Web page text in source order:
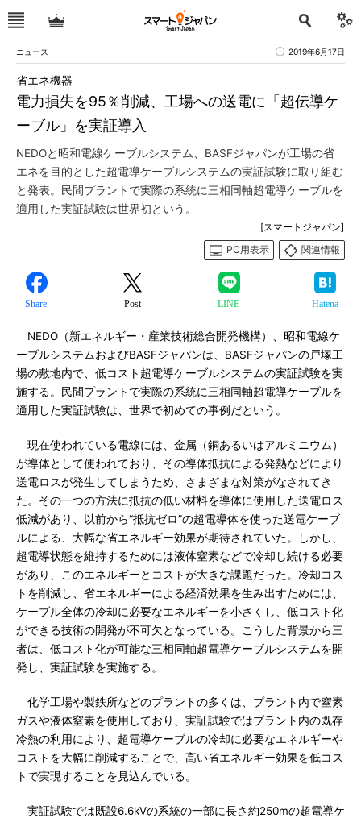
ニュース 2019年6月17日
電力損失を95％削減、工場への送電に「超伝導ケ
ーブル」を実証導入
省エネ機器
NEDOと昭和電線ケーブルシステム、BASFジャパンが工場の省
エネを目的とした超電導ケーブルシステムの実証試験に取り組む
と発表。民間プラントで実際の系統に三相同軸超電導ケーブルを
適用した実証試験は世界初という。
[スマートジャパン]
PC用表示
関連情報
Share Post LINE Hatena
NEDO（新エネルギー・産業技術総合開発機構）、昭和電線ケ
ーブルシステムおよびBASFジャパンは、BASFジャパンの戸塚工
場の敷地内で、低コスト超電導ケーブルシステムの実証試験を実
施する。民間プラントで実際の系統に三相同軸超電導ケーブルを
適用した実証試験は、世界で初めての事例だという。
現在使われている電線には、金属（銅あるいはアルミニウム）
が導体として使われており、その導体抵抗による発熱などにより
送電ロスが発生してしまうため、さまざまな対策がなされてき
た。その一つの方法に抵抗の低い材料を導体に使用した送電ロス
低減があり、以前から“抵抗ゼロ”の超電導体を使った送電ケーブ
ルによる、大幅な省エネルギー効果が期待されていた。しかし、
超電導状態を維持するためには液体窒素などで冷却し続ける必要
があり、このエネルギーとコストが大きな課題だった。冷却コス
トを削減し、省エネルギーによる経済効果を生み出すためには、
ケーブル全体の冷却に必要なエネルギーを小さくし、低コスト化
ができる技術の開発が不可欠となっている。こうした背景から三
者は、低コスト化が可能な三相同軸超電導ケーブルシステムを開
発し、実証試験を実施する。
化学工場や製鉄所などのプラントの多くは、プラント内で窒素
ガスや液体窒素を使用しており、実証試験ではプラント内の既存
冷熱の利用により、超電導ケーブルの冷却に必要なエネルギーや
コストを大幅に削減することで、高い省エネルギー効果を低コス
トで実現することを見込んでいる。
実証試験では既設6.6kVの系統の一部に長さ約250mの超電導ケ